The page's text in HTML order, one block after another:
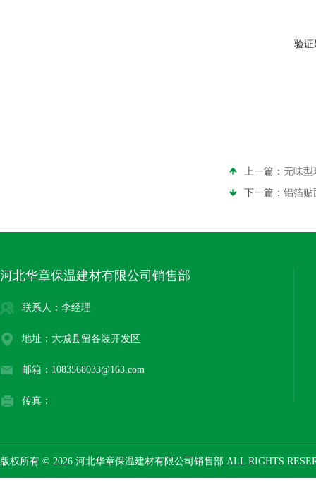
验证
上一篇： 无味型
下一篇： 铝箔贴
河北华章保温建材有限公司销售部
联系人：李经理
地址：大城县留各装开发区
邮箱：1083568033@163.com
传真：
版权所有 © 2026 河北华章保温建材有限公司销售部 ALL RIGHTS